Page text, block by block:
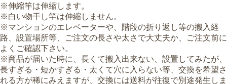
※伸縮竿は伸縮します。
※白い物干し竿は伸縮しません。
※マンションのエレベーターや、階段の折り返し等の搬入経
路、設置場所等、
ご注文の長さや太さで大丈夫か、ご注文前に
よくご確認下さい。
※商品が届いた時に、 長くて搬入出来ない、設置してみたが、
長すぎる・短かすぎる・太くて穴に入らない等、 交換を希望さ
れる方が稀にみえますが、交換には送料が往復で別途発生しま